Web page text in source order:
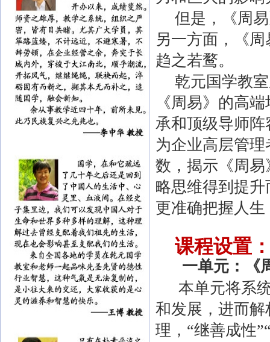
但是，《周
另一方面，《
趋之若鹜。
乾元国学教
《周易》的高
承和顶级导师
为企业高层管
数，揭示《周
略思维得到提
更准确把握人
课程设置
一单元：《
本单元将系
和发展，进而
理， “继善成性